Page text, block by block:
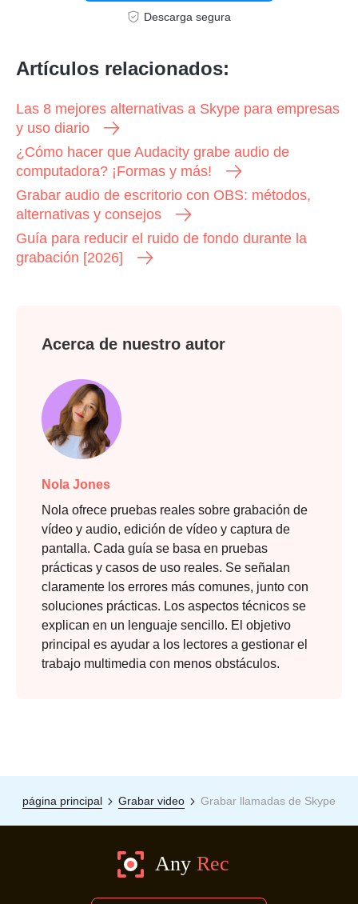
Descarga segura
Artículos relacionados:
Las 8 mejores alternativas a Skype para empresas
y uso diario
¿Cómo hacer que Audacity grabe audio de
computadora? ¡Formas y más!
Grabar audio de escritorio con OBS: métodos,
alternativas y consejos
Guía para reducir el ruido de fondo durante la
grabación [2026]
Acerca de nuestro autor
Nola Jones
Nola ofrece pruebas reales sobre grabación de
vídeo y audio, edición de vídeo y captura de
pantalla. Cada guía se basa en pruebas
prácticas y casos de uso reales. Se señalan
claramente los errores más comunes, junto con
soluciones prácticas. Los aspectos técnicos se
explican en un lenguaje sencillo. El objetivo
principal es ayudar a los lectores a gestionar el
trabajo multimedia con menos obstáculos.
página principal Grabar video Grabar llamadas de Skype